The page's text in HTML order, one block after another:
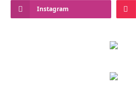
Instagram